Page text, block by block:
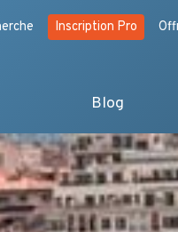
Inscription Pro
Blog